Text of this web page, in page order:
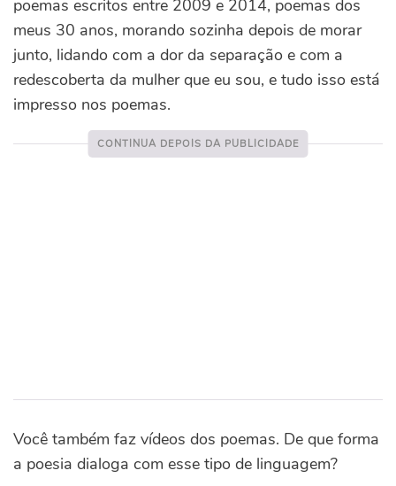
poemas escritos entre 2009 e 2014, poemas dos
meus 30 anos, morando sozinha depois de morar
junto, lidando com a dor da separação e com a
redescoberta da mulher que eu sou, e tudo isso está
impresso nos poemas.
Você também faz vídeos dos poemas. De que forma
a poesia dialoga com esse tipo de linguagem?